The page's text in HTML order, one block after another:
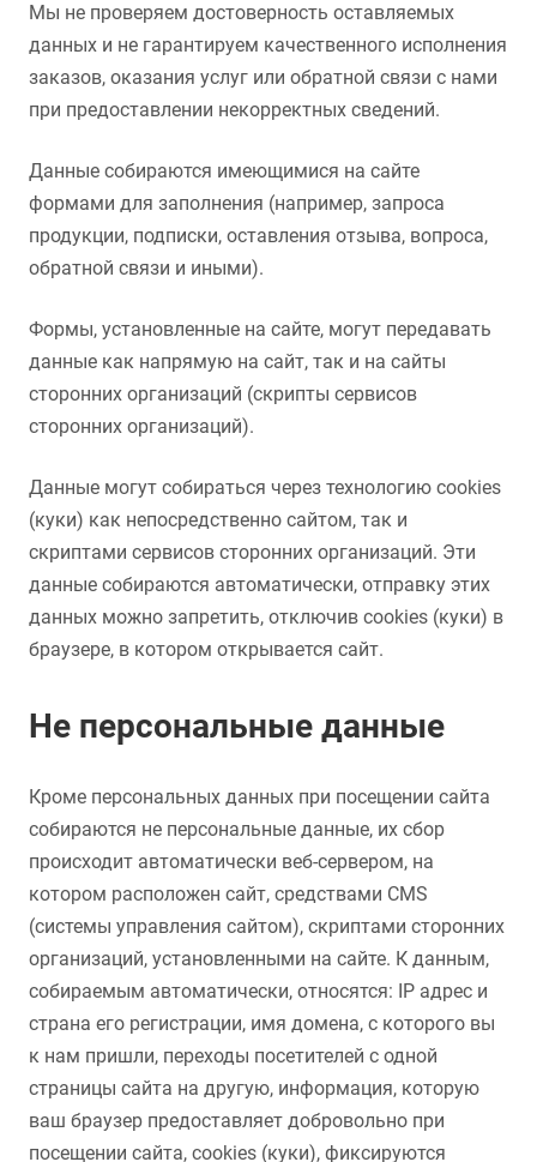
Мы не проверяем достоверность оставляемых
данных и не гарантируем качественного исполнения
заказов, оказания услуг или обратной связи с нами
при предоставлении некорректных сведений.
Данные собираются имеющимися на сайте
формами для заполнения (например, запроса
продукции, подписки, оставления отзыва, вопроса,
обратной связи и иными).
Формы, установленные на сайте, могут передавать
данные как напрямую на сайт, так и на сайты
сторонних организаций (скрипты сервисов
сторонних организаций).
Данные могут собираться через технологию cookies
(куки) как непосредственно сайтом, так и
скриптами сервисов сторонних организаций. Эти
данные собираются автоматически, отправку этих
данных можно запретить, отключив cookies (куки) в
браузере, в котором открывается сайт.
Не персональные данные
Кроме персональных данных при посещении сайта
собираются не персональные данные, их сбор
происходит автоматически веб-сервером, на
котором расположен сайт, средствами CMS
(системы управления сайтом), скриптами сторонних
организаций, установленными на сайте. К данным,
собираемым автоматически, относятся: IP адрес и
страна его регистрации, имя домена, с которого вы
к нам пришли, переходы посетителей с одной
страницы сайта на другую, информация, которую
ваш браузер предоставляет добровольно при
посещении сайта, cookies (куки), фиксируются